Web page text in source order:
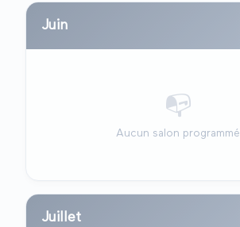
Juin
📭
Aucun salon programmé
Juillet